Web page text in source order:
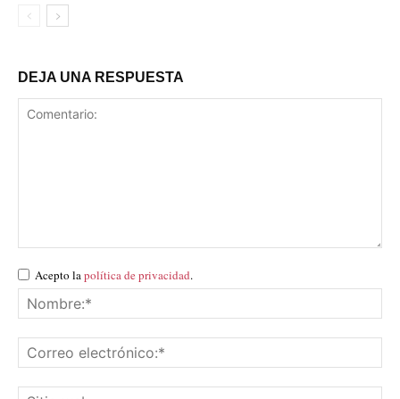
DEJA UNA RESPUESTA
Acepto lapolítica de privacidad.